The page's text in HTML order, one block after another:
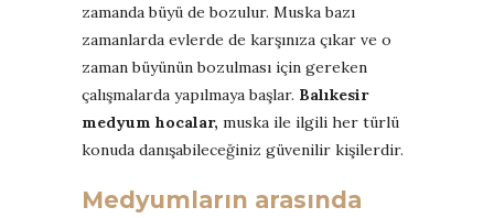
zamanda büyü de bozulur. Muska bazı
zamanlarda evlerde de karşınıza çıkar ve o
zaman büyünün bozulması için gereken
çalışmalarda yapılmaya başlar. Balıkesir
medyum hocalar, muska ile ilgili her türlü
konuda danışabileceğiniz güvenilir kişilerdir.
Medyumların arasında